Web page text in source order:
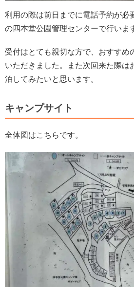
利用の際は前日までに電話予約が必
の四本堂公園管理センターで行いま
受付はとても親切な方で、おすすめ
いただきました。また次回来た際は
泊してみたいと思います。
キャンプサイト
全体図はこちらです。